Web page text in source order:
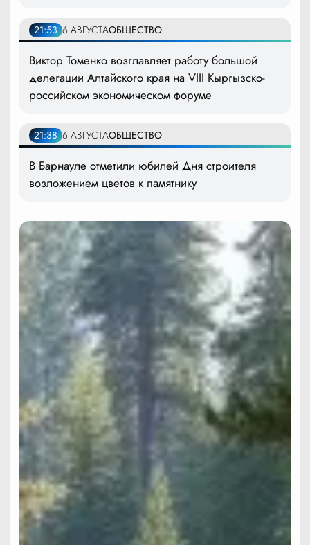
21:53 6 АВГУСТАОБЩЕСТВО
Виктор Томенко возглавляет работу большой
делегации Алтайского края на VIII Кыргызско-
российском экономическом форуме
21:38 6 АВГУСТАОБЩЕСТВО
В Барнауле отметили юбилей Дня строителя
возложением цветов к памятнику